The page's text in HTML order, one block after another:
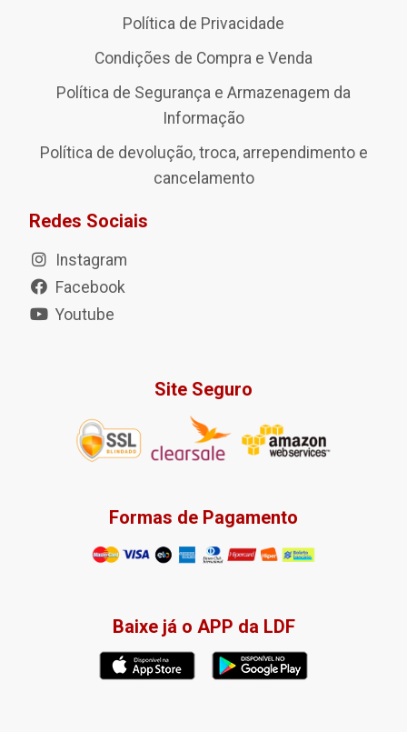
Política de Privacidade
Condições de Compra e Venda
Política de Segurança e Armazenagem da
Informação
Política de devolução, troca, arrependimento e
cancelamento
Redes Sociais
Instagram
Facebook
Youtube
Site Seguro
Formas de Pagamento
Baixe já o APP da LDF